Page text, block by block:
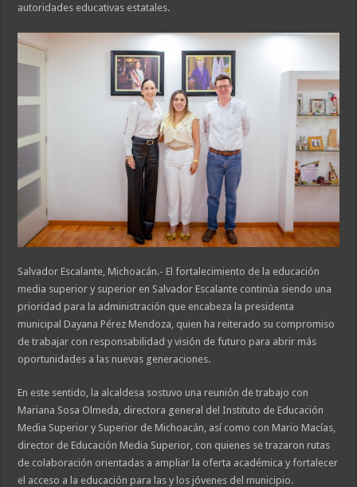
autoridades educativas estatales.
Salvador Escalante, Michoacán.- El fortalecimiento de la educación
media superior y superior en Salvador Escalante continúa siendo una
prioridad para la administración que encabeza la presidenta
municipal Dayana Pérez Mendoza, quien ha reiterado su compromiso
de trabajar con responsabilidad y visión de futuro para abrir más
oportunidades a las nuevas generaciones.
En este sentido, la alcaldesa sostuvo una reunión de trabajo con
Mariana Sosa Olmeda, directora general del Instituto de Educación
Media Superior y Superior de Michoacán, así como con Mario Macías,
director de Educación Media Superior, con quienes se trazaron rutas
de colaboración orientadas a ampliar la oferta académica y fortalecer
el acceso a la educación para las y los jóvenes del municipio.